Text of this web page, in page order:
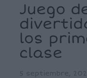
Juego
los
clase
5 septiembre,